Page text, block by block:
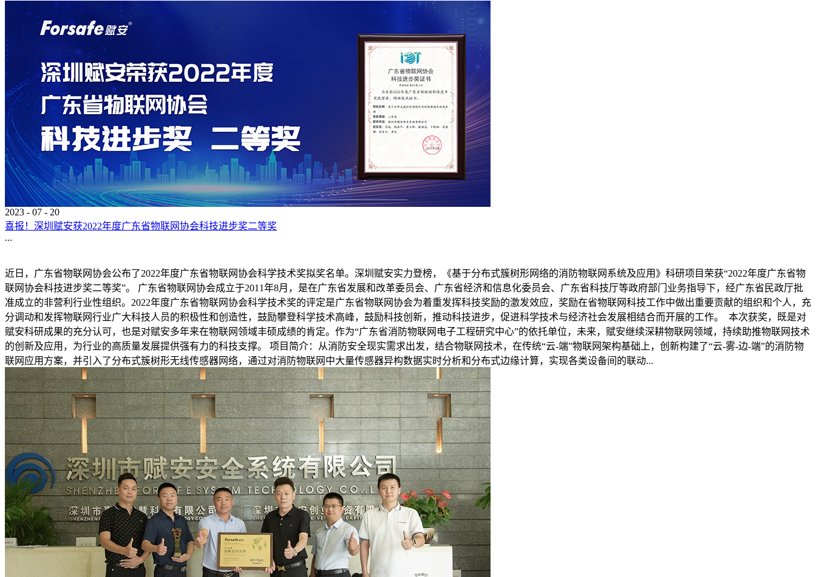
2023 - 07 - 20
喜报！深圳赋安获2022年度广东省物联网协会科技进步奖二等奖
...
近日，广东省物联网协会公布了2022年度广东省物联网协会科学技术奖拟奖名单。深圳赋安实力登榜，《基于分布式簇树形网络的消防物联网系统及应用》科研项目荣获“2022年度广东省物
联网协会科技进步奖二等奖”。 广东省物联网协会成立于2011年8月，是在广东省发展和改革委员会、广东省经济和信息化委员会、广东省科技厅等政府部门业务指导下，经广东省民政厅批
准成立的非营利行业性组织。2022年度广东省物联网协会科学技术奖的评定是广东省物联网协会为着重发挥科技奖励的激发效应，奖励在省物联网科技工作中做出重要贡献的组织和个人，充
分调动和发挥物联网行业广大科技人员的积极性和创造性，鼓励攀登科学技术高峰，鼓励科技创新，推动科技进步，促进科学技术与经济社会发展相结合而开展的工作。 本次获奖，既是对
赋安科研成果的充分认可，也是对赋安多年来在物联网领域丰硕成绩的肯定。作为“广东省消防物联网电子工程研究中心”的依托单位，未来，赋安继续深耕物联网领域，持续助推物联网技术
的创新及应用，为行业的高质量发展提供强有力的科技支撑。 项目简介：从消防安全现实需求出发，结合物联网技术，在传统“云-端”物联网架构基础上，创新构建了“云-雾-边-端”的消防物
联网应用方案，并引入了分布式簇树形无线传感器网络，通过对消防物联网中大量传感器异构数据实时分析和分布式边缘计算，实现各类设备间的联动...